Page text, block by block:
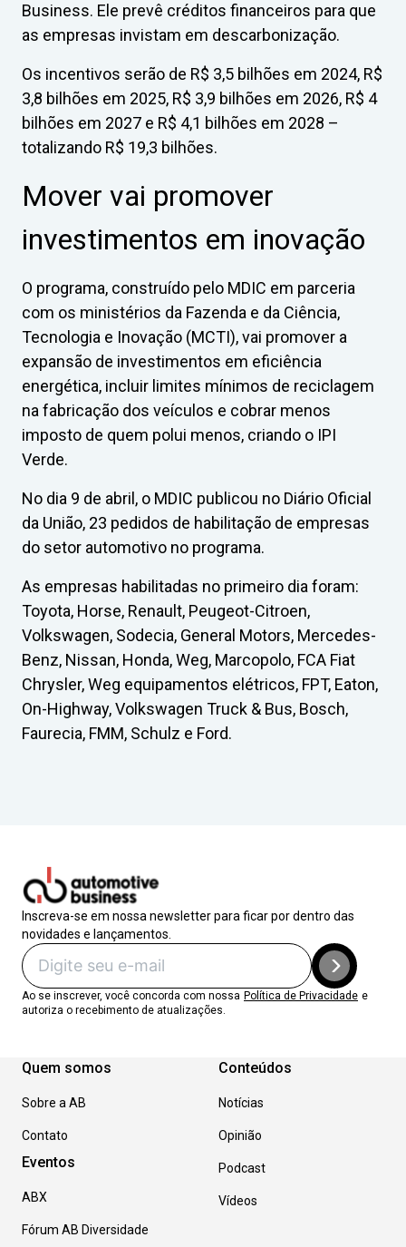
Business. Ele prevê créditos financeiros para que
as empresas invistam em descarbonização.
Os incentivos serão de R$ 3,5 bilhões em 2024, R$
3,8 bilhões em 2025, R$ 3,9 bilhões em 2026, R$ 4
bilhões em 2027 e R$ 4,1 bilhões em 2028 –
totalizando R$ 19,3 bilhões.
Mover vai promover
investimentos em inovação
O programa, construído pelo MDIC em parceria
com os ministérios da Fazenda e da Ciência,
Tecnologia e Inovação (MCTI), vai promover a
expansão de investimentos em eficiência
energética, incluir limites mínimos de reciclagem
na fabricação dos veículos e cobrar menos
imposto de quem polui menos, criando o IPI
Verde.
No dia 9 de abril, o MDIC publicou no Diário Oficial
da União, 23 pedidos de habilitação de empresas
do setor automotivo no programa.
As empresas habilitadas no primeiro dia foram:
Toyota, Horse, Renault, Peugeot-Citroen,
Volkswagen, Sodecia, General Motors, Mercedes-
Benz, Nissan, Honda, Weg, Marcopolo, FCA Fiat
Chrysler, Weg equipamentos elétricos, FPT, Eaton,
On-Highway, Volkswagen Truck & Bus, Bosch,
Faurecia, FMM, Schulz e Ford.
Inscreva-se em nossa newsletter para ficar por dentro das
novidades e lançamentos.
Ao se inscrever, você concorda com nossa Política de Privacidade e
autoriza o recebimento de atualizações.
Quem somos
Sobre a AB
Contato
Eventos
ABX
Fórum AB Diversidade
Conteúdos
Notícias
Opinião
Podcast
Vídeos